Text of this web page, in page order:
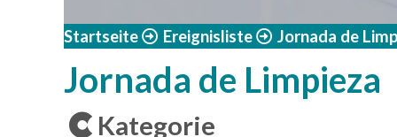
Startseite Ereignisliste Jornada de
Jornada de Limpieza
Kategorie